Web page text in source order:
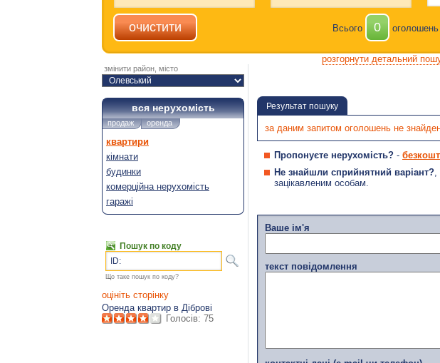
Всього 0 оголошень
розгорнути детальний
змінити район, місто
вся нерухомість
продаж оренда
квартири
кімнати
будинки
комерційна нерухомість
гаражі
Пошук по коду
ID:
Що таке пошук по коду?
оцініть сторінку
Оренда квартир в Діброві
Голосів: 75
Результат пошуку
за даним запитом оголошень не
Пропонуєте нерухомість? -
Не знайшли сприйнятний варіант?,
зацікавленим особам.
Ваше ім'я
текст повідомлення